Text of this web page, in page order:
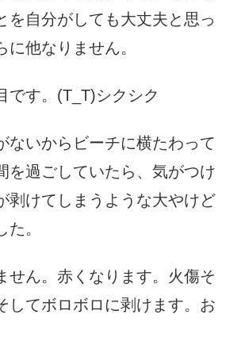
を自分がしても大丈夫と思っ
に他なりません。
です。(T_T)シクシク
ないからビーチに横たわって
を過ごしていたら、気がつけ
剥けてしまうような大やけど
。
せん。赤くなります。火傷そ
してボロボロに剥けます。お